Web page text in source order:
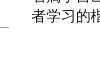
者学习的